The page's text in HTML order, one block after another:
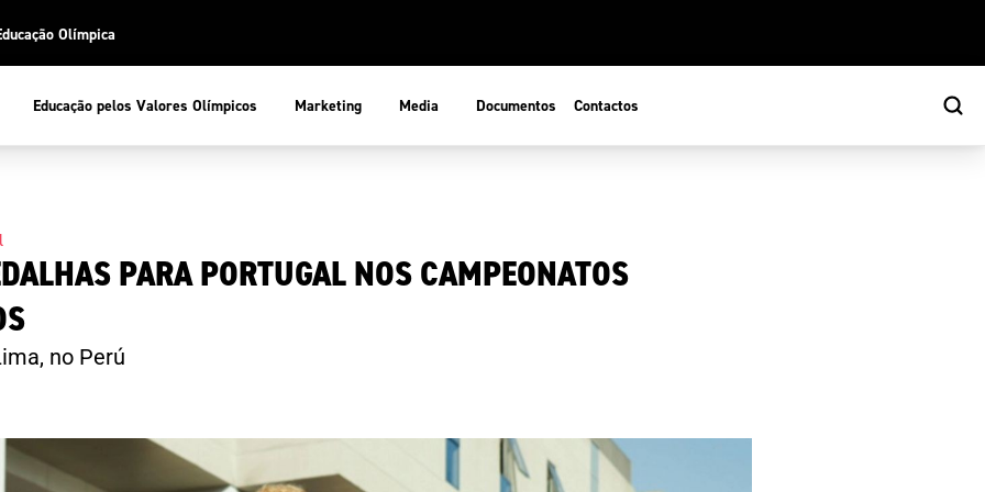
Olímpica
Educação pelos Valores Olímpicos Marketing Media Documentos Contactos
Federações
Participação Desportiva
de Portugal
Olímpico
PARA PORTUGAL NOS CAMPEONATOS
no Perú